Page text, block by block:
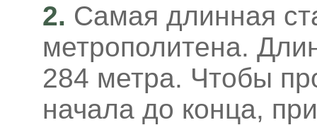
2. Самая длинная
метрополитена.
284 метра. Чтобы
начала до конца,